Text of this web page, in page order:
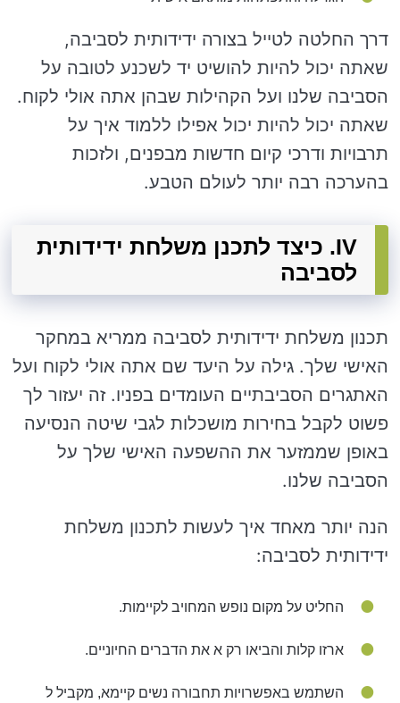
דרך החלטה לטייל בצורה ידידותית לסביבה,
שאתה יכול להיות להושיט יד לשכנע לטובה על
הסביבה שלנו ועל הקהילות שבהן אתה אולי לקוח.
שאתה יכול להיות יכול אפילו ללמוד איך על
תרבויות ודרכי קיום חדשות מבפנים, ולזכות
בהערכה רבה יותר לעולם הטבע.
IV. כיצד לתכנן משלחת ידידותית
לסביבה
תכנון משלחת ידידותית לסביבה ממריא במחקר
האישי שלך. גילה על היעד שם אתה אולי לקוח ועל
האתגרים הסביבתיים העומדים בפניו. זה יעזור לך
פשוט לקבל בחירות מושכלות לגבי שיטה הנסיעה
באופן שממזער את ההשפעה האישי שלך על
הסביבה שלנו.
הנה יותר מאחד איך לעשות לתכנון משלחת
ידידותית לסביבה:
החליט על מקום נופש המחויב לקיימות.
ארזו קלות והביאו רק א את הדברים החיוניים.
השתמש באפשרויות תחבורה נשים קיימא, מקביל ל